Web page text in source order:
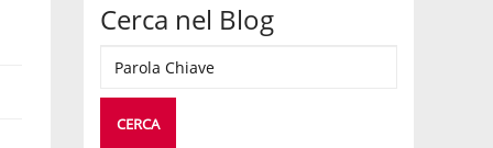
Cerca nel Blog